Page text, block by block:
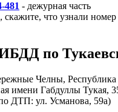
481 - дежурная часть
скажите, что узнали
по
Челны, Республика
имени Габдуллы Тукая,
ДТП: ул. Усманова, 59а)